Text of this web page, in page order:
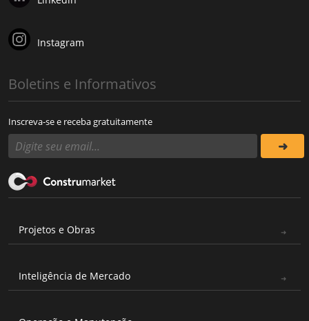
Instagram
Boletins e Informativos
Inscreva-se e receba gratuitamente
Projetos e Obras
Inteligência de Mercado